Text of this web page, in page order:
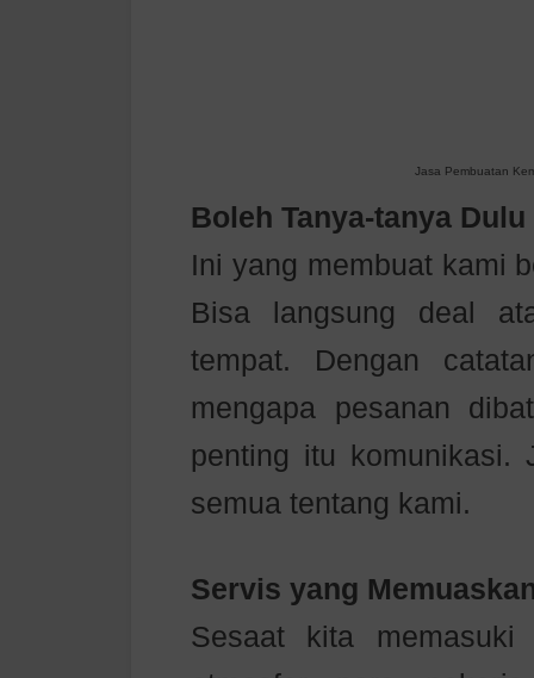
Jasa Pembuatan
Boleh Tanya-tanya Dulu
Ini yang membuat kami
Bisa langsung deal
tempat. Dengan
mengapa pesanan
penting itu komunikasi.
semua tentang kami.
Servis yang
Sesaat kita